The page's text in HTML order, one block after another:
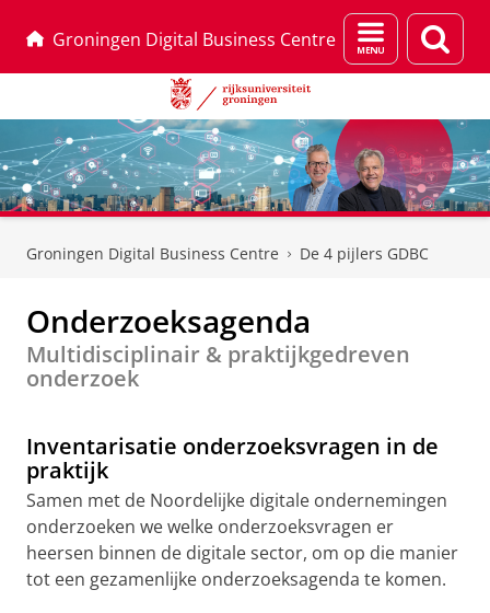
Groningen Digital Business Centre
Menu
en
Groningen Digital Business Centre De 4 pijlers GDBC
Onderzoeksagenda
Multidisciplinair & praktijkgedreven
onderzoek
Inventarisatie onderzoeksvragen in de
praktijk
Samen met de Noordelijke digitale ondernemingen
onderzoeken we welke onderzoeksvragen er
heersen binnen de digitale sector, om op die manier
tot een gezamenlijke onderzoeksagenda te komen.